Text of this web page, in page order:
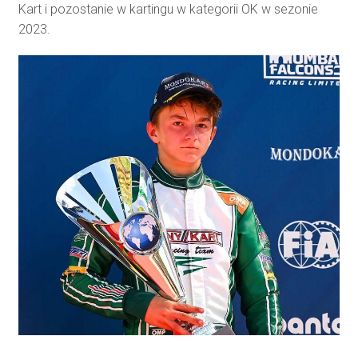
Kart i pozostanie w kartingu w kategorii OK w sezonie
2023.